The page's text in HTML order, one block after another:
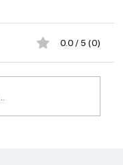
0.0 / 5 (0)